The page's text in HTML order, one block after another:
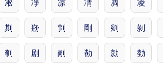
凇 凈 凉 凊 凋 凌
剘 剙 剚 剛 剜 剝
剦 剧 剮 勌 勍 勎